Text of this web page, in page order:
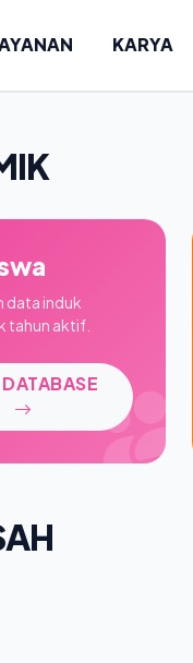
KARYA
data induk
tahun aktif.